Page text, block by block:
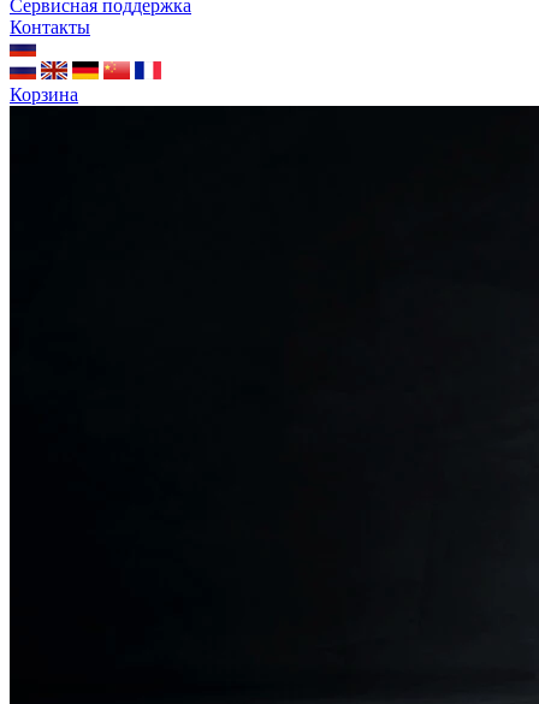
Сервисная поддержка
Контакты
Корзина